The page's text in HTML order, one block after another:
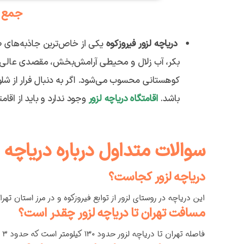
دریاچه لزور فیروزکوه یکی از خاص‌ترین جاذبه‌های
بکر، آب زلال و محیطی آرامش‌بخش، مقصدی
کوهستانی محسوب می‌شود. اگر به دنبال فرار از
باشد.اقامتگاه دریاچه لزور وجود ندارد و باید از
سوالات متداول درباره دریاچه
دریاچه لزور کجاست؟
این دریاچه در روستای لزور از توابع فیروزکوه و در مرز استان
مسافت تهران تا دریاچه لزور چقدر است؟
فاصله تهران تا دریاچه لزور حدود ۱۳۰ کیلومتر است که حدود ۳ ساعت زمان می‌برد.